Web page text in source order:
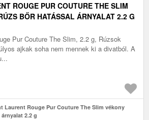
ROUGE PUR COUTURE THE SLIM
BŐR HATÁSSAL ÁRNYALAT 2.2 G
Pur Couture The Slim, 2.2 g, Rúzsok
ajkak soha nem mennek ki a divatból. A
Laurent Rouge Pur Couture The Slim vékony
2.2 g